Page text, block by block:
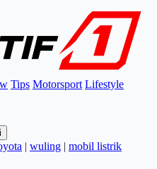
Tips Motorsport Lifestyle
| wuling | mobil listrik